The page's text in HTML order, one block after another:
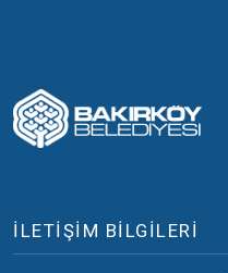
İLETİŞİM BİLGİLERİ